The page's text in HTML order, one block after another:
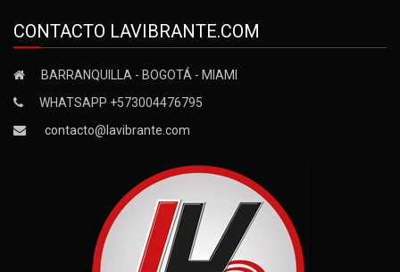
CONTACTO LAVIBRANTE.COM
BARRANQUILLA - BOGOTÁ - MIAMI
WHATSAPP +573004476795
contacto@lavibrante.com